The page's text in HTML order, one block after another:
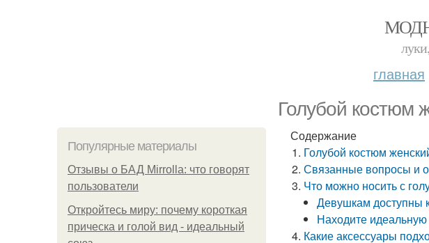
главная
Голубой костюм
Популярные материалы
Отзывы о БАД Mirrolla: что говорят
пользователи
Откройтесь миру: почему короткая
прическа и голой вид - идеальный
Содержание
Голубой костюм
Связанные вопросы и
Что можно носить с
Девушкам доступны
Находите идеальную
Какие аксессуары